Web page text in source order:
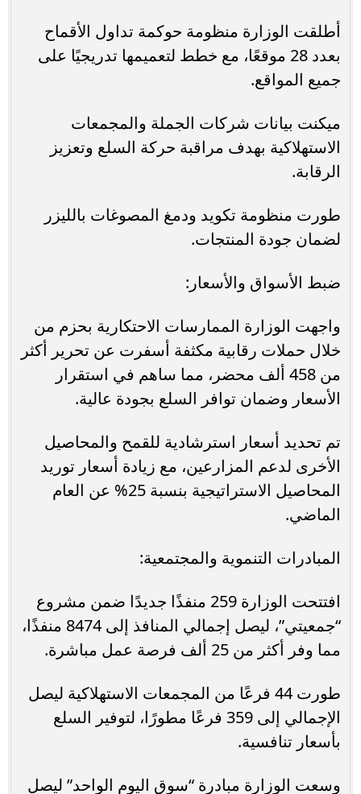
أطلقت الوزارة منظومة حوكمة تداول الأقماح
بعدد 28 موقعًا، مع خطط لتعميمها تدريجيًا على
جميع المواقع.
ميكنت بيانات شركات الجملة والمجمعات
الاستهلاكية بهدف مراقبة حركة السلع وتعزيز
الرقابة.
طورت منظومة تكويد ودمغ المصوغات بالليزر
لضمان جودة المنتجات.
ضبط الأسواق والأسعار:
واجهت الوزارة الممارسات الاحتكارية بحزم من
خلال حملات رقابية مكثفة أسفرت عن تحرير أكثر
من 458 ألف محضر، مما ساهم في استقرار
الأسعار وضمان توافر السلع بجودة عالية.
تم تحديد أسعار استرشادية للقمح والمحاصيل
الأخرى لدعم المزارعين، مع زيادة أسعار توريد
المحاصيل الاستراتيجية بنسبة 25% عن العام
الماضي.
المبادرات التنموية والمجتمعية:
افتتحت الوزارة 259 منفذًا جديدًا ضمن مشروع
“جمعيتي”، ليصل إجمالي المنافذ إلى 8474 منفذًا،
مما وفر أكثر من 25 ألف فرصة عمل مباشرة.
طورت 44 فرعًا من المجمعات الاستهلاكية ليصل
الإجمالي إلى 359 فرعًا مطورًا، لتوفير السلع
بأسعار تنافسية.
وسعت الوزارة مبادرة “سوق اليوم الواحد” ليصل